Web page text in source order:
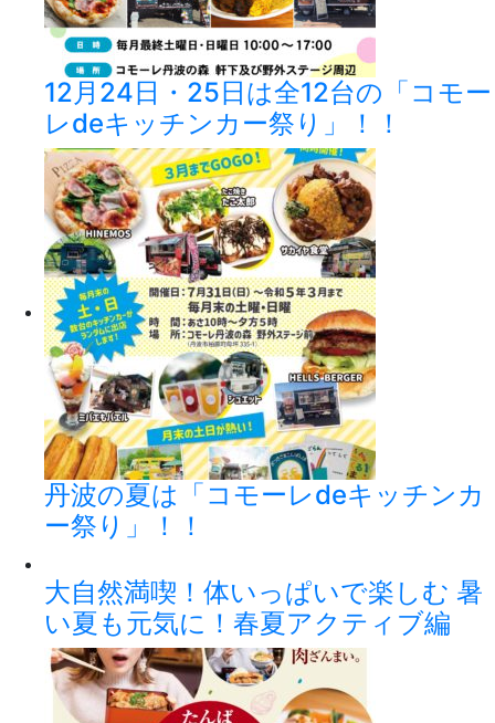
12月24日・25日は全12台の「コモー
レdeキッチンカー祭り」！！
丹波の夏は「コモーレdeキッチンカ
ー祭り」！！
大自然満喫！体いっぱいで楽しむ 暑
い夏も元気に！春夏アクティブ編